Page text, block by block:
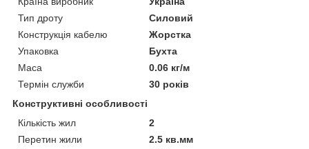
Тип дроту
Силовий
Конструкція кабелю
Жорстка
Упаковка
Бухта
Маса
0.06 кг/м
Термін служби
30 років
Конструктивні особливості
Кількість жил
2
Перетин жили
2.5 кв.мм